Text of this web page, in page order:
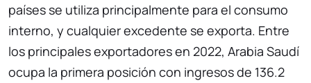
países se utiliza principalmente para el consumo
interno, y cualquier excedente se exporta. Entre
los principales exportadores en 2022, Arabia Saudí
ocupa la primera posición con ingresos de 136.2